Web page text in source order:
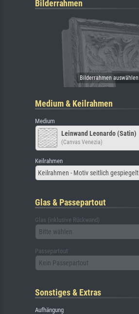
Bilderrahmen
Medium & Keilrahmen
Medium
Leinwand Leonardo (Satin)
(Canvas Venezia)
Keilrahmen
Keilrahmen - Motiv seitlich gespiegelt
Glas & Passepartout
Glas (inklusive Rückwand)
Bitte wählen
Passepartout
Kein Passepartout
Sonstiges & Extras
Aufhängung